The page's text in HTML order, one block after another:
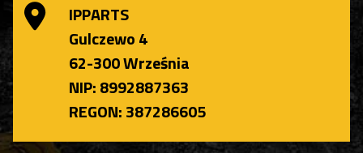
IPPARTS
Gulczewo 4
62-300 Września
NIP: 8992887363
REGON: 387286605